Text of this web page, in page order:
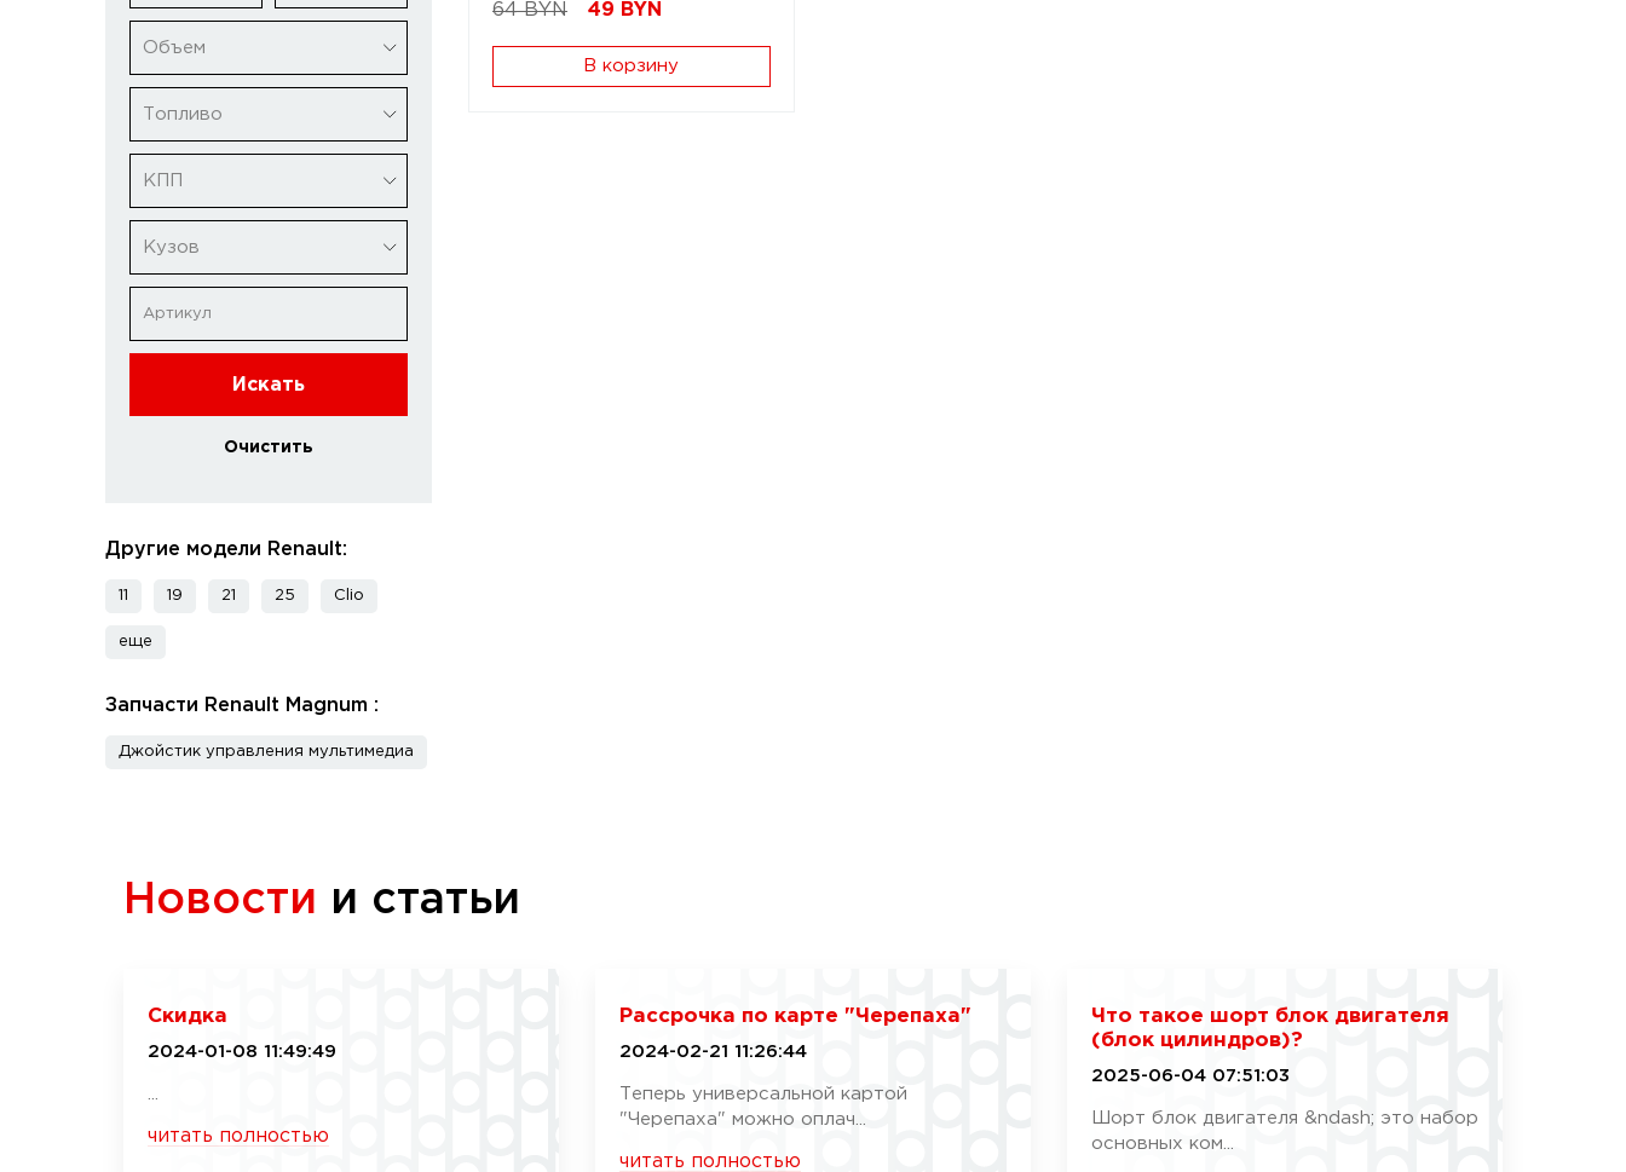
Объем
Топливо
КПП
Кузов
Искать
Очистить
Другие модели Renault:
11 19 21 25 Clio
еще
Запчасти Renault Magnum :
Джойстик управления мультимедиа
64 BYN 49 BYN
В корзину
Новости и статьи
Скидка
2024-01-08 11:49:49
читать полностью
Рассрочка по карте "Черепаха"
2024-02-21 11:26:44
Теперь универсальной картой
"Черепаха" можно оплач...
читать полностью
Что такое шорт блок двигателя
(блок цилиндров)?
2025-06-04 07:51:03
Шорт блок двигателя &ndash; это набор
основных ком...